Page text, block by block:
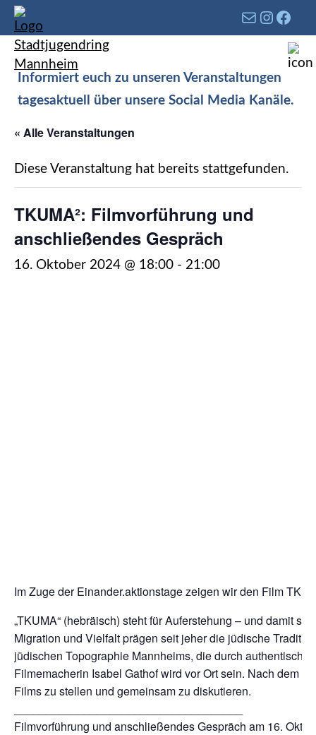
Informiert euch zu unseren Veranstaltungen
tagesaktuell über unsere Social Media Kanäle.
« Alle Veranstaltungen
Diese Veranstaltung hat bereits stattgefunden.
TKUMA²: Filmvorführung und
anschließendes Gespräch
16. Oktober 2024 @ 18:00 - 21:00
Im Zuge der Einander.aktionstage zeigen wir den Film
„TKUMA“ (hebräisch) steht für Auferstehung – und damit
Migration und Vielfalt prägen seit jeher die jüdische
jüdischen Topographie Mannheims, die durch
Filmemacherin Isabel Gathof wird vor Ort sein. Nach dem
Films zu stellen und gemeinsam zu diskutieren.
Filmvorführung und anschließendes Gespräch am 16.